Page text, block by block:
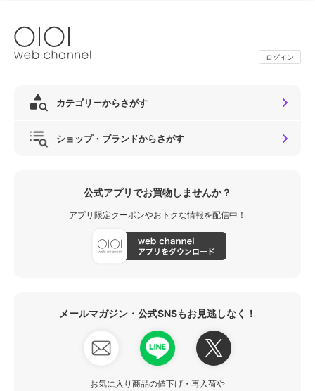
ログイン
カテゴリーからさがす
ショップ・ブランドからさがす
公式アプリでお買物しませんか？
アプリ限定クーポンやおトクな情報を配信中！
メールマガジン・公式SNSもお見逃しなく！
お気に入り商品の値下げ・再入荷や